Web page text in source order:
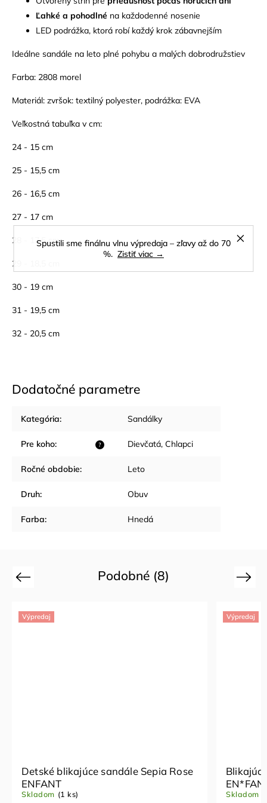
Spustili sme finálnu vlnu výpredaja – zľavy až do 70
%. Zistiť viac →
Ľahké a pohodlné na každodenné nosenie
LED podrážka, ktorá robí každý krok zábavnejším
Ideálne sandále na leto plné pohybu a malých dobrodružstiev
Farba: 2808 morel
Materiál: zvršok: textilný polyester, podrážka: EVA
Veľkostná tabuľka v cm:
24 - 15 cm
25 - 15,5 cm
26 - 16,5 cm
27 - 17 cm
28 - 17,5 cm
29 - 18,5 cm
30 - 19 cm
31 - 19,5 cm
32 - 20,5 cm
Dodatočné parametre
Kategória: Sandálky
?
Pre koho: Dievčatá, Chlapci
Ročné obdobie: Leto
Druh: Obuv
Farba: Hnedá
Podobné (8)
Previous
Výpredaj
Blikajúce sandále Mocha Mousse
EN*FANT
Skladom (1 ks)
Next